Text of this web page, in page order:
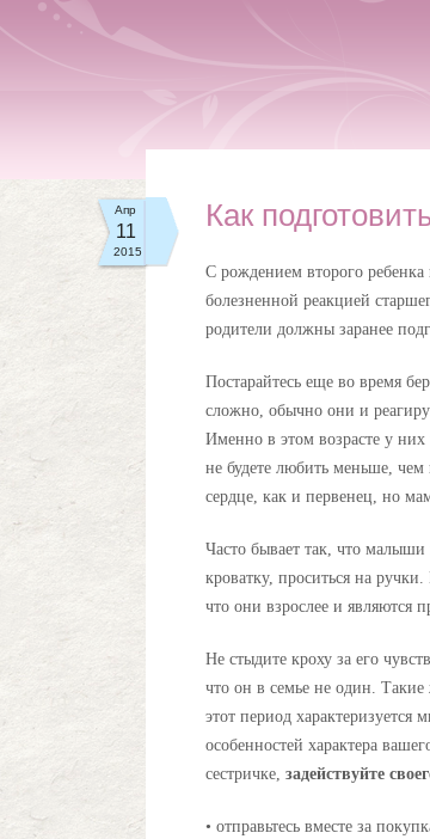
11
Апр
2015
Как
С рождением второго ребенка
болезненной реакцией
родители должны заранее
Постарайтесь еще во время
сложно, обычно они и
Именно в этом возрасте у них
не будете любить меньше,
сердце, как и первенец, но
Часто бывает так, что малыши
кроватку, проситься на
что они взрослее и являются
Не стыдите кроху за его
что он в семье не один. Такие
этот период
особенностей характера
сестричке, задействуйте
• отправьтесь вместе за